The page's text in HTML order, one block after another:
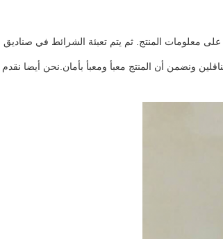
معلومات المنتج. ثم يتم تعبئة الشرائط في صناديق
ونضمن أن المنتج معبأ ومعبأ بأمان.نحن أيضا